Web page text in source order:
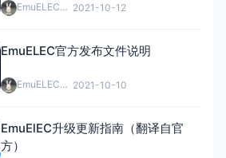
EmuELEC中文网 2021-10-12
EmuELEC官方发布文件说明
EmuELEC中文网 2021-10-10
EmuElEC升级更新指南（翻译自官
方）